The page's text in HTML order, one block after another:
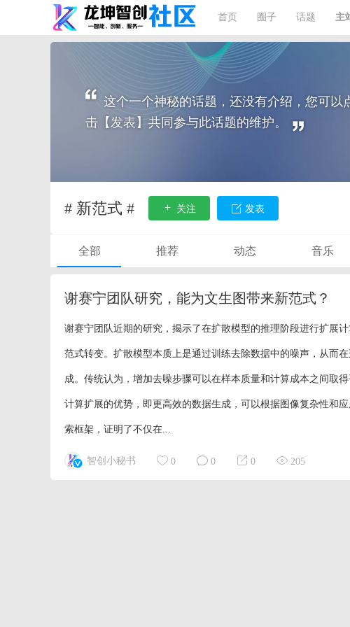
首页 圈子 话题 主
这个一个神秘的话题，还没有介绍，您可
击【发表】共同参与此话题的维护。
# 新范式 # 关注 发表
全部 推荐 动态 音乐
谢赛宁团队研究，能为文生图带来新范式？
谢赛宁团队近期的研究，揭示了在扩散模型的推理阶段进行扩展
范式转变。扩散模型本质上是通过训练去除数据中的噪声，从而
成。传统认为，增加去噪步骤可以在样本质量和计算成本之间取
计算扩展的优势，即更高效的数据生成，可以根据图像复杂性和
索框架，证明了不仅在...
智创小秘书 0 0 0 205